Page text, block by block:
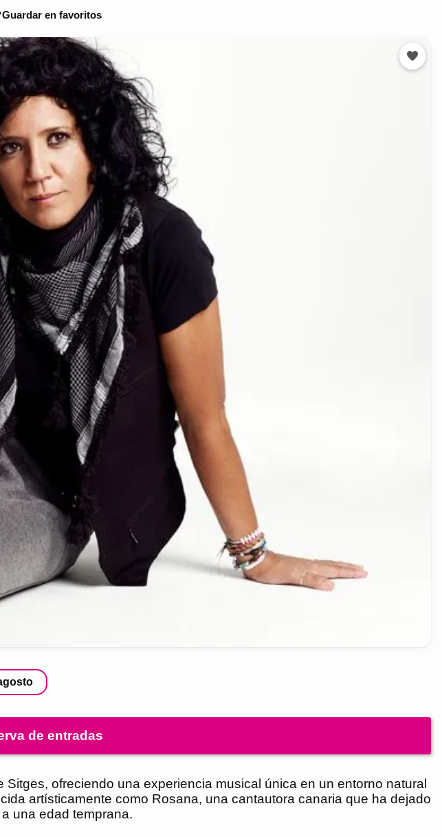
Guardar en favoritos
de entradas
ofreciendo una experiencia musical única en un entorno natural
artísticamente como Rosana, una cantautora canaria que ha dejado
una edad temprana.